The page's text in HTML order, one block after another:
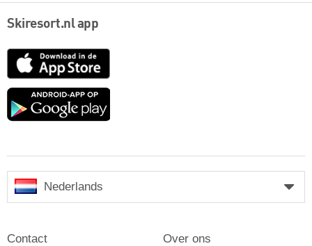
Skiresort.nl app
App
Google
Nederlands
Contact Over ons